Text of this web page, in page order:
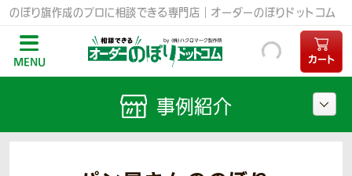
のぼり旗作成のプロに相談できる専門店｜オーダーのぼりドットコム
MENU カート
事例紹介